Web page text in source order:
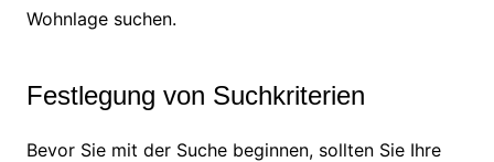
Wohnlage suchen.
Festlegung von Suchkriterien
Bevor Sie mit der Suche beginnen, sollten Sie Ihre